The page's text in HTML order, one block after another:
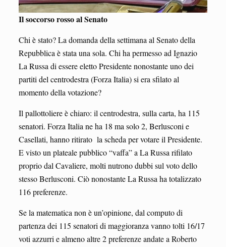
Il soccorso rosso al Senato
Chi è stato? La domanda della settimana al Senato della
Repubblica è stata una sola. Chi ha permesso ad Ignazio
La Russa di essere eletto Presidente nonostante uno dei
partiti del centrodestra (Forza Italia) si era sfilato al
momento della votazione?
Il pallottoliere è chiaro: il centrodestra, sulla carta, ha 115
senatori. Forza Italia ne ha 18 ma solo 2, Berlusconi e
Casellati, hanno ritirato la scheda per votare il Presidente.
E visto un plateale pubblico “vaffa” a La Russa rifilato
proprio dal Cavaliere, molti nutrono dubbi sul voto dello
stesso Berlusconi. Ciò nonostante La Russa ha totalizzato
116 preferenze.
Se la matematica non è un’opinione, dal computo di
partenza dei 115 senatori di maggioranza vanno tolti 16/17
voti azzurri e almeno altre 2 preferenze andate a Roberto